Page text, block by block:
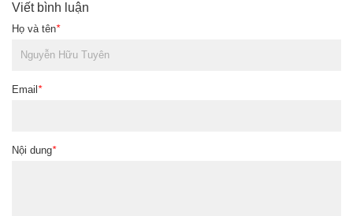
Viết bình luận
Họ và tên*
Email *
Nội dung*